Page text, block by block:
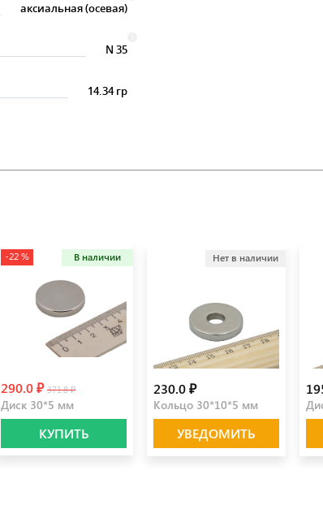
аксиальная (осевая)
N 35
14.34 гр
-22 % В наличии
290.0 ₽ 371.8 ₽
Диск 30*5 мм
КУПИТЬ
Нет в наличии
230.0 ₽
Кольцо 30*10*5 мм
УВЕДОМИТЬ